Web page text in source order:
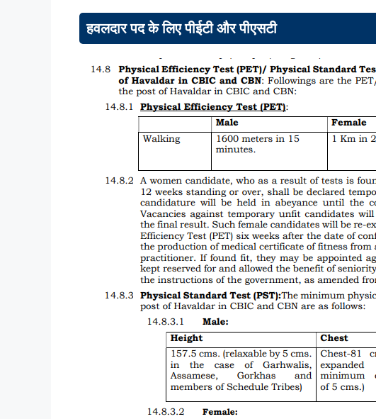
हवलदार पद के लिए पीईटी और पीएसटी